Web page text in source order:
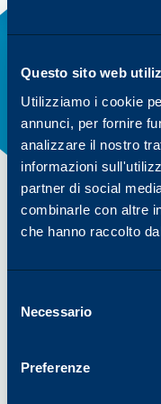
Questo sito web
Utilizziamo i cookie
annunci, per fornire
analizzare il nostro
informazioni
partner di social
combinarle con altre
che hanno raccolto
delNecessario
Preferenze
VERSATILITÀ
Katun offre
di etichette, dai